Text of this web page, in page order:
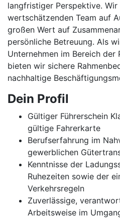
langfristiger Perspektive.
wertschätzenden Team auf
großen Wert auf
persönliche Betreuung. Als
Unternehmen im Bereich der
bieten wir sichere
nachhaltige
Dein Profil
Gültiger Führerschein
gültige Fahrerkarte
Berufserfahrung im
gewerblichen
Kenntnisse der
Ruhezeiten sowie der
Verkehrsregeln
Zuverlässige,
Arbeitsweise im